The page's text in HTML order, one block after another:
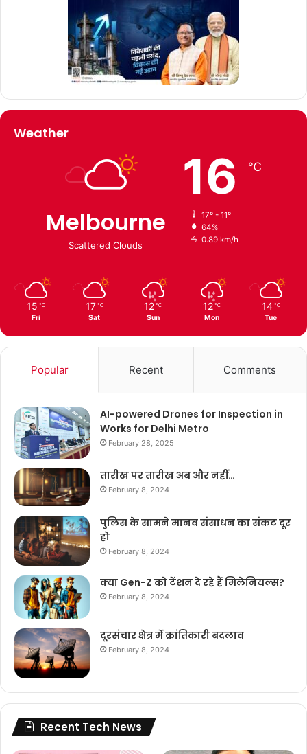
Weather
Melbourne
Scattered Clouds
16 ℃
17º - 11º
64%
0.89 km/h
15 ℃
Fri
17 ℃
Sat
12 ℃
Sun
12 ℃
Mon
14 ℃
Tue
Popular Recent Comments
AI-powered Drones for Inspection in
Works for Delhi Metro
February 28, 2025
तारीख पर तारीख अब और नहीं…
February 8, 2024
पुलिस के सामने मानव संसाधन का संकट दूर
हो
February 8, 2024
क्या Gen-Z को टेंशन दे रहे हैं मिलेनियल्स?
February 8, 2024
दूरसंचार क्षेत्र में क्रांतिकारी बदलाव
February 8, 2024
Recent Tech News